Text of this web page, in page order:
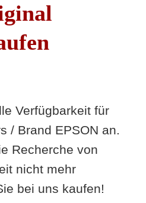
Verfügbarkeit für
/ Brand EPSON an.
Recherche von
nicht mehr
bei uns kaufen!